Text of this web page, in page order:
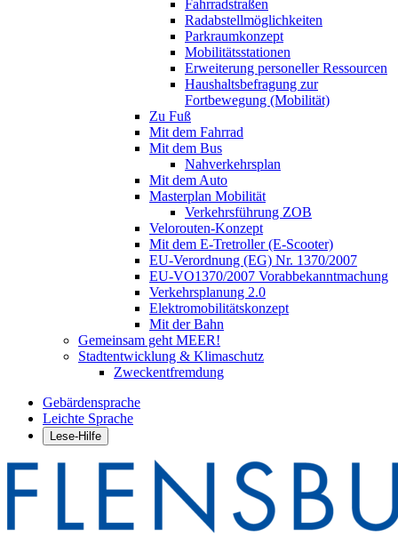
Fahrradstraßen
Radabstellmöglichkeiten
Parkraumkonzept
Mobilitätsstationen
Erweiterung personeller Ressourcen
Haushaltsbefragung zur
Fortbewegung (Mobilität)
Zu Fuß
Mit dem Fahrrad
Mit dem Bus
Nahverkehrsplan
Mit dem Auto
Masterplan Mobilität
Verkehrsführung ZOB
Velorouten-Konzept
Mit dem E-Tretroller (E-Scooter)
EU-Verordnung (EG) Nr. 1370/2007
EU-VO1370/2007 Vorabbekanntmachung
Verkehrsplanung 2.0
Elektromobilitätskonzept
Mit der Bahn
Gemeinsam geht MEER!
Stadtentwicklung & Klimaschutz
Zweckentfremdung
Gebärdensprache
Leichte Sprache
Lese-Hilfe